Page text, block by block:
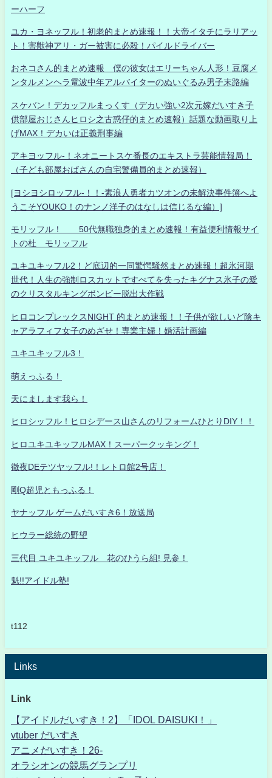
ーハーフ
ユカ・ヨネッフル！初老的まとめ速報！！大帝イタチにラリアッ
ト！害獣神アリ・ガー被害に必殺！パイルドライバー
おネコさん的まとめ速報 僕の彼女はエリーちゃん人形！豆腐メ
ンタルメンヘラ電波中年アルバイターのぬいぐるみ男子末路編
スケバン！デカッフルまっくす（デカい強い2次元嫁だいすき子
供部屋おじさんヒロシ之古惑仔的まとめ速報）話題な動画取り上
げMAX！デカいは正義刑事編
アキヨッフル-！ネオニートスケ番長のエキストラ芸能情報局！
（子ども部屋おばさんの自宅警備員的まとめ速報）
[ヨシヨシロッフル-！！-素浪人勇者カツオンの未解決事件簿へよ
うこそYOUKO！のナンノ洋子のはなしは信じるな編）]
モリッフル！ 50代無職独身的まとめ速報！有益便利情報サイ
トの杜 モリッフル
ユキユキッフル2！ど底辺的一同驚愕騒然まとめ速報！超氷河期
世代！人生の強制ロスカットですべてを失ったキグナス氷子の愛
のクリスタルキングボンビー脱出大作戦
ヒロコンプレックスNIGHT 的まとめ速報！！子供が欲しいど陰キ
ャアラフィフ女子のめざせ！専業主婦！婚活計画編
ユキユキッフル3！
萌えっふる！
天にまします我ら！
ヒロシッフル！ヒロシデース山さんのリフォームひとりDIY！！
ヒロユキユキッフルMAX！スーパークッキング！
徹夜DEテツヤッフル!！レトロ館2号店！
剛Q超児ともっふる！
ヤナッフル ゲームだいすき6！放送局
ヒウラー総統の野望
三代目 ユキユキッフル 花のひうら組! 見参！
魁!!アイドル塾!
t112
Links
Link
【アイドルだいすき！2】「IDOL DAISUKI！」
vtuber だいすき
アニメだいすき！26-
オラシオンの競馬グランプリ